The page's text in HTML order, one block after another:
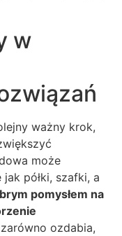
w
ważny krok,
może
półki, szafki, a
pomysłem na
ozdabia,